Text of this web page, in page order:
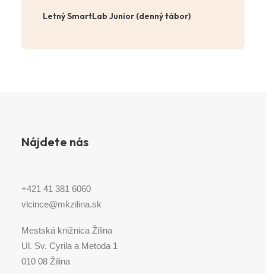
Letný SmartLab Junior (denný tábor)
Nájdete nás
+421 41 381 6060
vlcince@mkzilina.sk
Mestská knižnica Žilina
Ul. Sv. Cyrila a Metoda 1
010 08 Žilina